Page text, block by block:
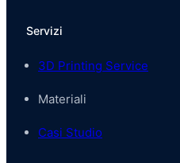
Servizi
3D Printing Service
Materiali
Casi Studio